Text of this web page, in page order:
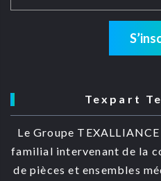
Texpart
Le Groupe
familial intervenant de la
de pièces et ensembles